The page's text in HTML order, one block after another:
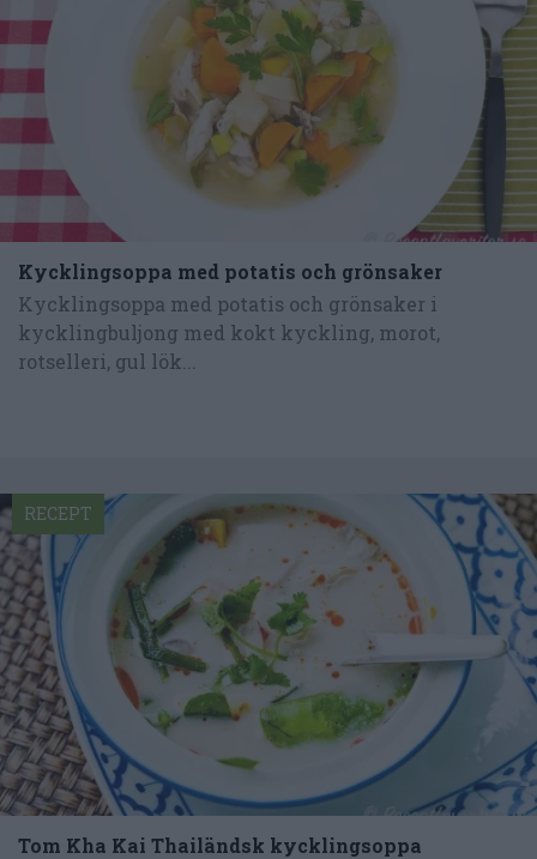
Kycklingsoppa med potatis och grönsaker
Kycklingsoppa med potatis och grönsaker i
kycklingbuljong med kokt kyckling, morot,
rotselleri, gul lök...
Tom Kha Kai Thailändsk kycklingsoppa
RECEPT